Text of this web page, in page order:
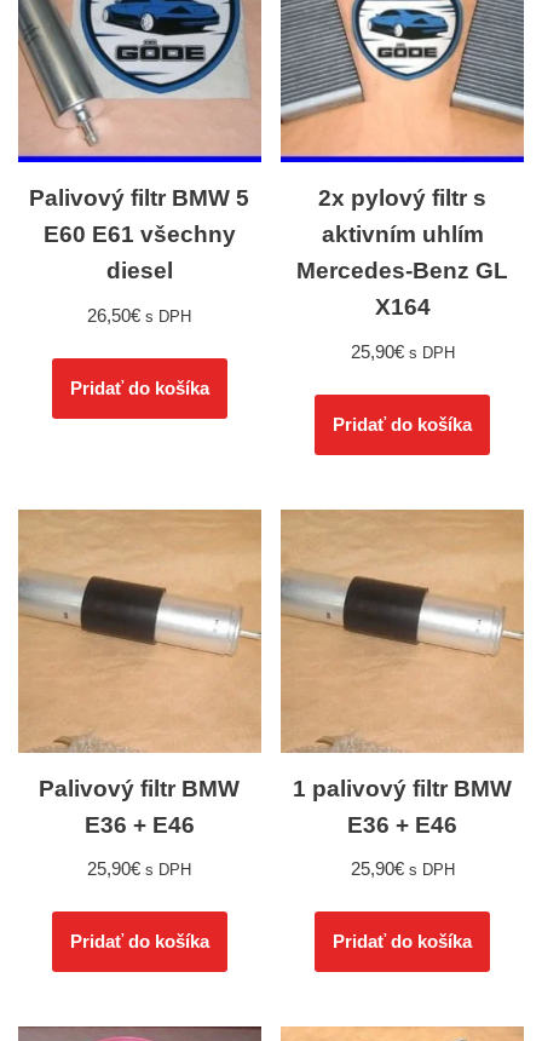
Palivový filtr BMW 5
E60 E61 všechny
diesel
26,50€ s DPH
Pridať do košíka
2x pylový filtr s
aktivním uhlím
Mercedes-Benz GL
X164
25,90€ s DPH
Pridať do košíka
Palivový filtr BMW
E36 + E46
25,90€ s DPH
Pridať do košíka
1 palivový filtr BMW
E36 + E46
25,90€ s DPH
Pridať do košíka